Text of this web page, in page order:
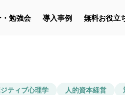
勉強会 導入事例 無料お役立
ティブ心理学 人的資本経営